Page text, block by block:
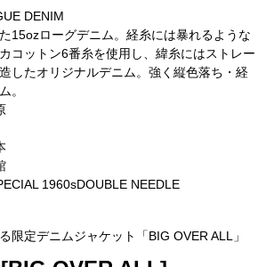
DENIM
15ozローグデニム。経糸には暴れるような
コットン6番糸を使用し、緯糸にはストレー
したオリジナルデニム。強く縦色落ち・経
。
1960sDOUBLE NEEDLE
限定デニムジャケット「BIG OVER ALL」